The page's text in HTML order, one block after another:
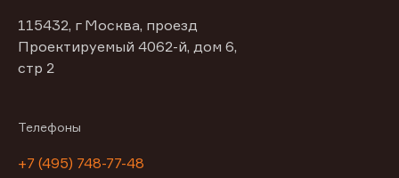
115432, г Москва, проезд
Проектируемый 4062-й, дом 6,
стр 2
Телефоны
+7 (495) 748-77-48